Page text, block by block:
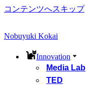
コンテンツへスキップ
Nobuyuki Kokai
Innovation
Media Lab
TED